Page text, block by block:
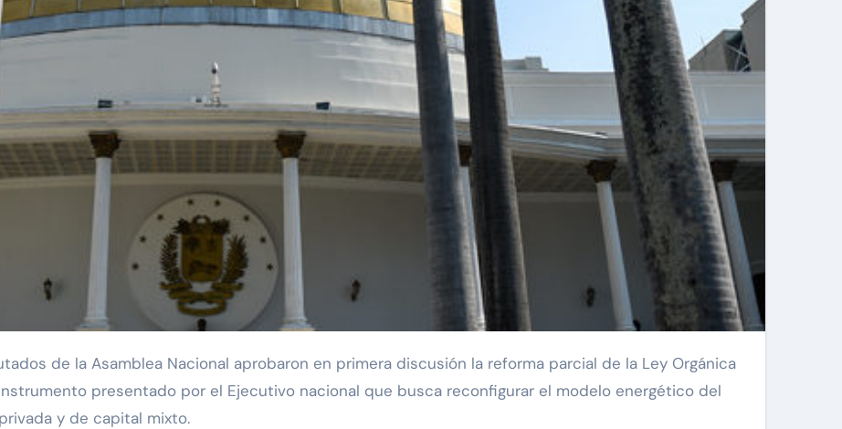
presentado por el Ejecutivo nacional que busca reconfigurar el modelo energético del
y de capital mixto.